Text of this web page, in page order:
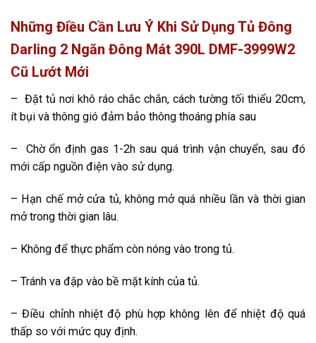
Những Điều Cần Lưu Ý Khi Sử Dụng Tủ Đông
Darling 2 Ngăn Đông Mát 390L DMF-3999W2
Cũ Lướt Mới
– Đặt tủ nơi khô ráo chắc chắn, cách tường tối thiểu 20cm,
ít bụi và thông gió đảm bảo thông thoáng phía sau
– Chờ ổn định gas 1-2h sau quá trình vận chuyển, sau đó
mới cấp nguồn điện vào sử dụng.
– Hạn chế mở cửa tủ, không mở quá nhiều lần và thời gian
mở trong thời gian lâu.
– Không để thực phẩm còn nóng vào trong tủ.
– Tránh va đập vào bề mặt kính của tủ.
– Điều chỉnh nhiệt độ phù hợp không lên để nhiệt độ quá
thấp so với mức quy định.